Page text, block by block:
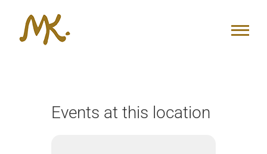
springen
Events at this location